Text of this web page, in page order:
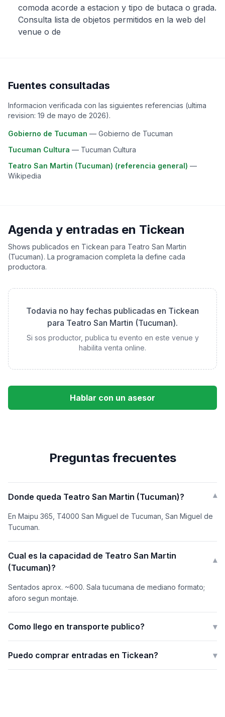
comoda acorde a estacion y tipo de butaca o grada.
Consulta lista de objetos permitidos en la web del
venue o de
Fuentes consultadas
Informacion verificada con las siguientes referencias (ultima
revision: 19 de mayo de 2026).
Gobierno de Tucuman — Gobierno de Tucuman
Tucuman Cultura — Tucuman Cultura
Teatro San Martin (Tucuman) (referencia general) —
Wikipedia
Agenda y entradas en Tickean
Shows publicados en Tickean para Teatro San Martin
(Tucuman). La programacion completa la define cada
productora.
Todavia no hay fechas publicadas en Tickean
para Teatro San Martin (Tucuman).
Si sos productor, publica tu evento en este venue y
habilita venta online.
Hablar con un asesor
Preguntas frecuentes
Donde queda Teatro San Martin (Tucuman)? ▾
En Maipu 365, T4000 San Miguel de Tucuman, San Miguel de
Tucuman.
Cual es la capacidad de Teatro San Martin
(Tucuman)?
▾
Sentados aprox. ~600. Sala tucumana de mediano formato;
aforo segun montaje.
Como llego en transporte publico? ▾
Puedo comprar entradas en Tickean? ▾